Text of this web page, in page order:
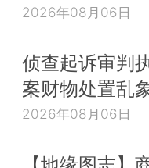
2026年08月06日
侦查起诉审判
案财物处置乱
2026年08月06日